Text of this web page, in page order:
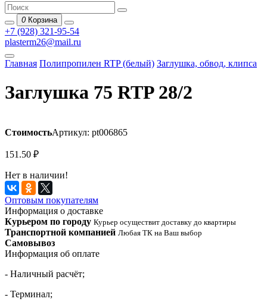
0 Корзина
+7 (928) 321-95-54
plasterm26@mail.ru
Главная Полипропилен RTP (белый) Заглушка, обвод, клипса
Заглушка 75 RTP 28/2
СтоимостьАртикул: pt006865
151.50 ₽
Нет в наличии!
Оптовым покупателям
Информация о доставке
Курьером по городу Курьер осуществит доставку до квартиры
Транспортной компанией Любая ТК на Ваш выбор
Самовывоз
Информация об оплате
- Наличный расчёт;
- Терминал;